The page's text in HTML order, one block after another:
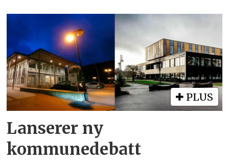
PLUS
Lanserer ny
kommunedebatt